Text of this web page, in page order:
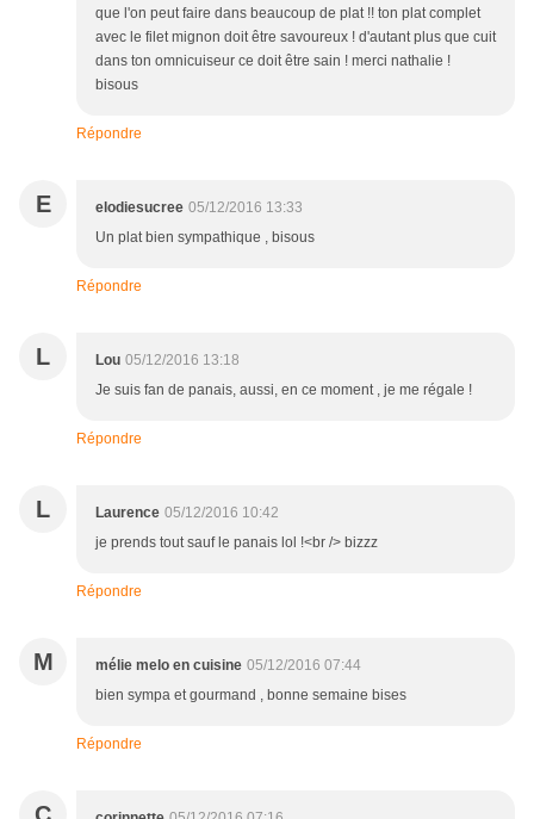
que l'on peut faire dans beaucoup de plat !! ton plat complet
avec le filet mignon doit être savoureux ! d'autant plus que cuit
dans ton omnicuiseur ce doit être sain ! merci nathalie !
bisous
Répondre
E elodiesucree 05/12/2016 13:33
Un plat bien sympathique , bisous
Répondre
L Lou 05/12/2016 13:18
Je suis fan de panais, aussi, en ce moment , je me régale !
Répondre
L Laurence 05/12/2016 10:42
je prends tout sauf le panais lol !<br /> bizzz
Répondre
M mélie melo en cuisine 05/12/2016 07:44
bien sympa et gourmand , bonne semaine bises
Répondre